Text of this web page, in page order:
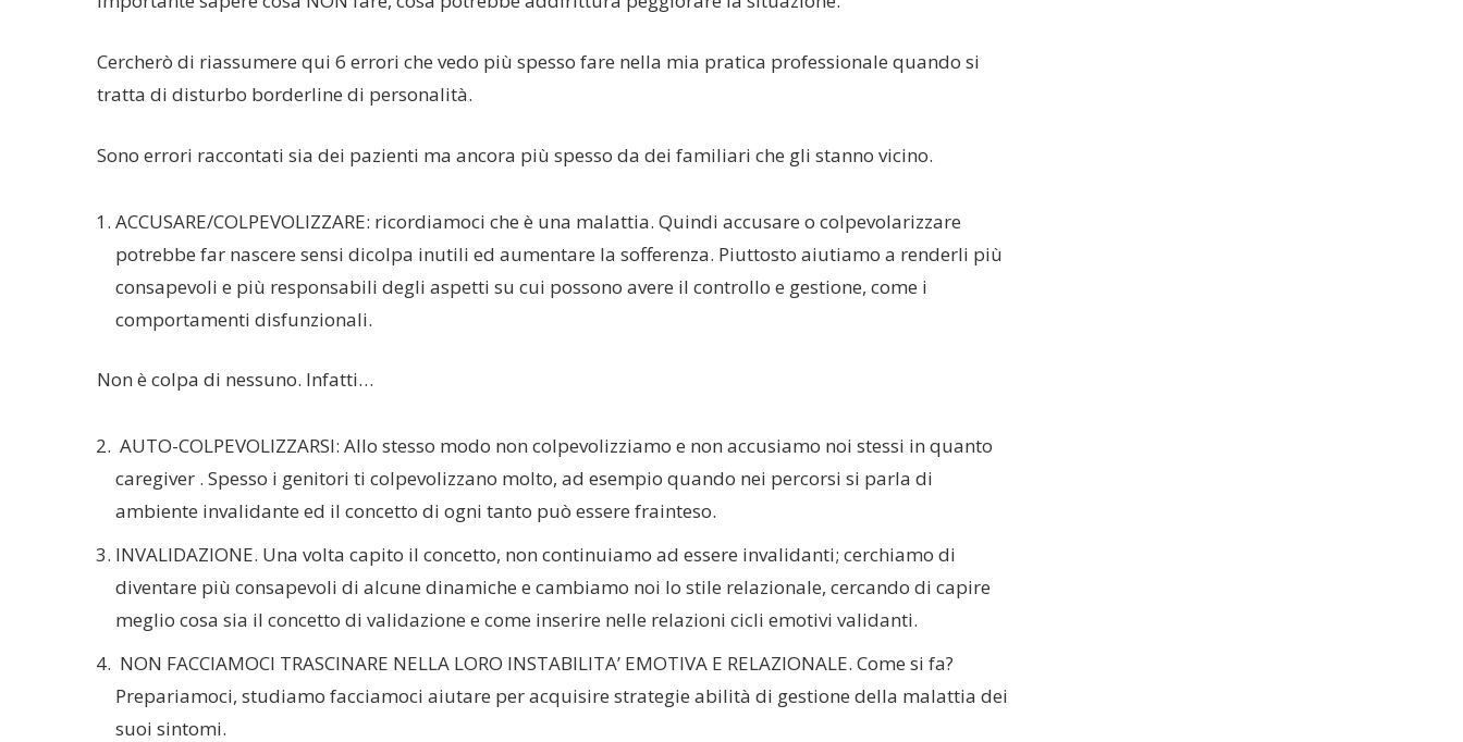
Cercherò di riassumere qui 6 errori che vedo più spesso fare nella mia pratica professionale quando si
tratta di disturbo borderline di personalità.
Sono errori raccontati sia dei pazienti ma ancora più spesso da dei familiari che gli stanno vicino.
ACCUSARE/COLPEVOLIZZARE: ricordiamoci che è una malattia. Quindi accusare o colpevolarizzare
potrebbe far nascere sensi dicolpa inutili ed aumentare la sofferenza. Piuttosto aiutiamo a renderli più
consapevoli e più responsabili degli aspetti su cui possono avere il controllo e gestione, come i
comportamenti disfunzionali.
Non è colpa di nessuno. Infatti…
AUTO-COLPEVOLIZZARSI: Allo stesso modo non colpevolizziamo e non accusiamo noi stessi in quanto
caregiver . Spesso i genitori ti colpevolizzano molto, ad esempio quando nei percorsi si parla di
ambiente invalidante ed il concetto di ogni tanto può essere frainteso.
INVALIDAZIONE. Una volta capito il concetto, non continuiamo ad essere invalidanti; cerchiamo di
diventare più consapevoli di alcune dinamiche e cambiamo noi lo stile relazionale, cercando di capire
meglio cosa sia il concetto di validazione e come inserire nelle relazioni cicli emotivi validanti.
NON FACCIAMOCI TRASCINARE NELLA LORO INSTABILITA’ EMOTIVA E RELAZIONALE. Come si fa?
Prepariamoci, studiamo facciamoci aiutare per acquisire strategie abilità di gestione della malattia dei
suoi sintomi.